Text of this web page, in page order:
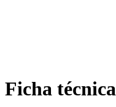
Ficha técnica